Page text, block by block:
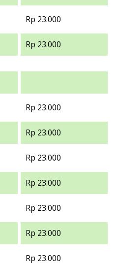
Rp 23.000
Rp 23.000
Rp 23.000
Rp 23.000
Rp 23.000
Rp 23.000
Rp 23.000
Rp 23.000
Rp 23.000